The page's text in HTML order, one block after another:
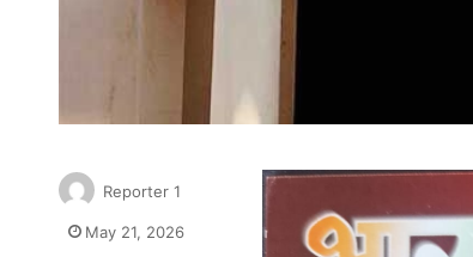
Reporter 1
May 21, 2026